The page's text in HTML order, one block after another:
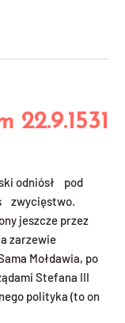
odniósł pod
zwycięstwo.
jeszcze przez
zarzewie
Mołdawia, po
Stefana III
polityka (to on